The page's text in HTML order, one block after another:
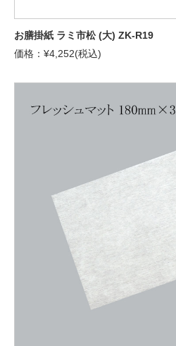
お膳掛紙 ラミ市松 (大) ZK-R19
価格：¥4,252(税込)